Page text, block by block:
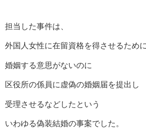
担当した事件は、
外国人女性に在留資格を得させるために
婚姻する意思がないのに
区役所の係員に虚偽の婚姻届を提出し
受理させるなどしたという
いわゆる偽装結婚の事案でした。